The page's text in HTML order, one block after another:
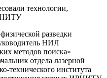
разведки
НИЛ
методов поиска»
отдела лазерной
технического института